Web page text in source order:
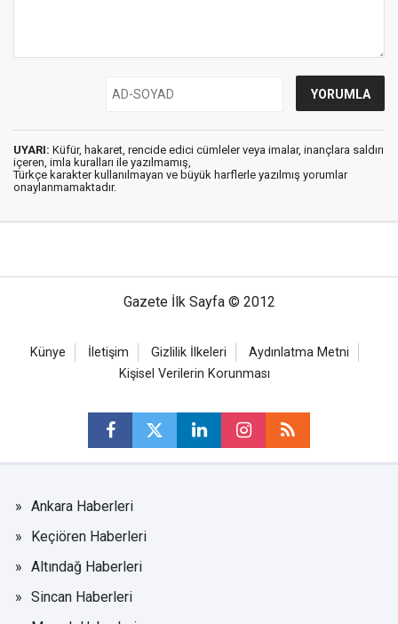
UYARI: Küfür, hakaret, rencide edici cümleler veya imalar, inançlara saldırı
içeren, imla kuralları ile yazılmamış,
Türkçe karakter kullanılmayan ve büyük harflerle yazılmış yorumlar
onaylanmamaktadır.
Gazete İlk Sayfa © 2012
Künye İletişim Gizlilik İlkeleri
Aydınlatma Metni
Kişisel Verilerin Korunması
Ankara Haberleri
Keçiören Haberleri
Altındağ Haberleri
Sincan Haberleri